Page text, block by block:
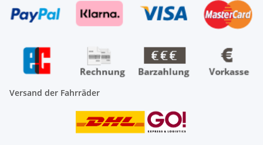
Versand der Fahrräder